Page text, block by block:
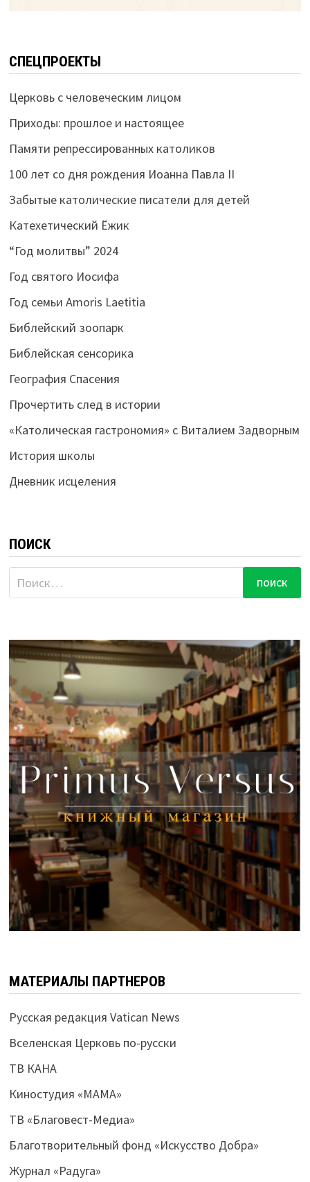
СПЕЦПРОЕКТЫ
Церковь с человеческим лицом
Приходы: прошлое и настоящее
Памяти репрессированных католиков
100 лет со дня рождения Иоанна Павла II
Забытые католические писатели для детей
Катехетический Ёжик
“Год молитвы” 2024
Год святого Иосифа
Год семьи Amoris Laetitia
Библейский зоопарк
Библейская сенсорика
География Спасения
Прочертить след в истории
«Католическая гастрономия» с Виталием Задворным
История школы
Дневник исцеления
ПОИСК
Найти:
МАТЕРИАЛЫ ПАРТНЕРОВ
Русская редакция Vatican News
Вселенская Церковь по-русски
ТВ КАНА
Киностудия «МАМА»
ТВ «Благовест-Медиа»
Благотворительный фонд «Искусство Добра»
Журнал «Радуга»